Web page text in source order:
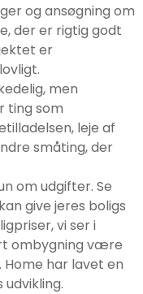
og ansøgning om
der er rigtig godt
er
men
ting som
leje af
småting, der
om udgifter. Se
give jeres boligs
vi ser i
ombygning være
har lavet en